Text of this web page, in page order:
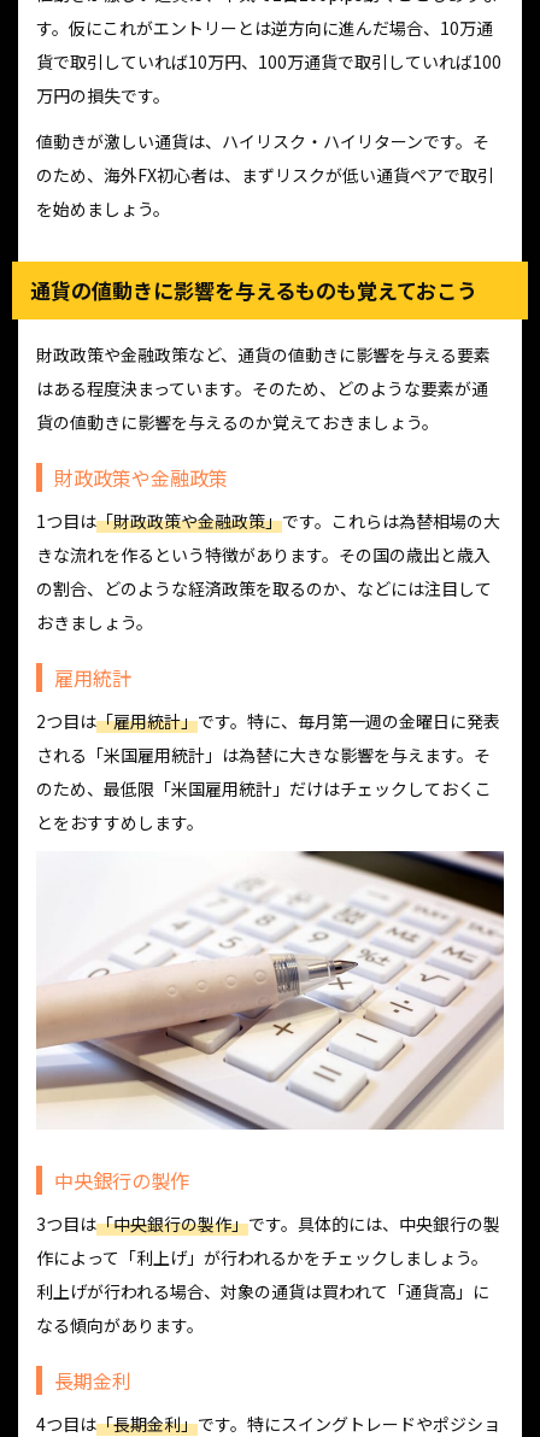
す。仮にこれがエントリーとは逆方向に進んだ場合、10万通
貨で取引していれば10万円、100万通貨で取引していれば100
万円の損失です。
値動きが激しい通貨は、ハイリスク・ハイリターンです。そ
のため、海外FX初心者は、まずリスクが低い通貨ペアで取引
を始めましょう。
通貨の値動きに影響を与えるものも覚えておこう
財政政策や金融政策など、通貨の値動きに影響を与える要素
はある程度決まっています。そのため、どのような要素が通
貨の値動きに影響を与えるのか覚えておきましょう。
財政政策や金融政策
1つ目は「財政政策や金融政策」です。これらは為替相場の大
きな流れを作るという特徴があります。その国の歳出と歳入
の割合、どのような経済政策を取るのか、などには注目して
おきましょう。
雇用統計
2つ目は「雇用統計」です。特に、毎月第一週の金曜日に発表
される「米国雇用統計」は為替に大きな影響を与えます。そ
のため、最低限「米国雇用統計」だけはチェックしておくこ
とをおすすめします。
中央銀行の製作
3つ目は「中央銀行の製作」です。具体的には、中央銀行の製
作によって「利上げ」が行われるかをチェックしましょう。
利上げが行われる場合、対象の通貨は買われて「通貨高」に
なる傾向があります。
長期金利
4つ目は「長期金利」です。特にスイングトレードやポジショ